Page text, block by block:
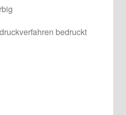
bedruckt